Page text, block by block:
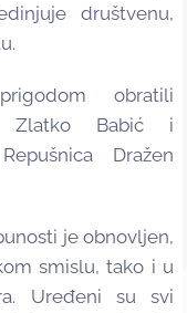
društvenu,
obratili
Zlatko Babić i
Dražen
je obnovljen,
smislu, tako i u
Uređeni su svi